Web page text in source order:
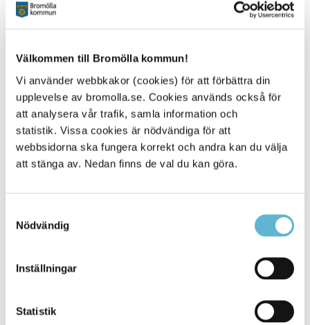
Välkommen till Bromölla kommun!
Vi använder webbkakor (cookies) för att förbättra din
upplevelse av bromolla.se. Cookies används också för
att analysera vår trafik, samla information och
statistik. Vissa cookies är nödvändiga för att
webbsidorna ska fungera korrekt och andra kan du välja
att stänga av. Nedan finns de val du kan göra.
Nödvändig
Inställningar
Statistik
jouren. Sociala jouren nås på telefonnummer 040-676 90
58.
E-tjänst
Här kan du anmäla om du misstänker att ett barn
eller en ungdom far illa.
Oro att barn far illa - anmälan